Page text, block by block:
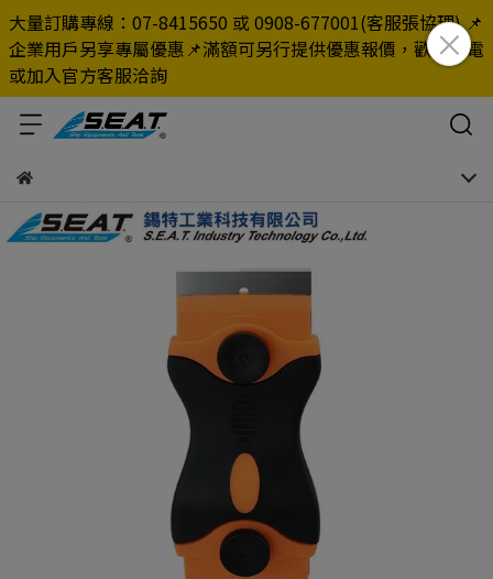
大量訂購專線：07-8415650 或 0908-677001(客服張協理) 📌
企業用戶另享專屬優惠📌滿額可另行提供優惠報價，歡迎來電
或加入官方客服洽詢